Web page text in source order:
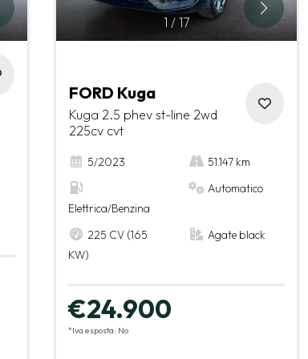
1 / 17
FORD Kuga
Kuga 2.5 phev st-line 2wd
225cv cvt
5/2023 51.147 km
Elettrica/Benzina
Automatico
225 CV (165
KW)
Agate black
€24.900
*Iva esposta: No